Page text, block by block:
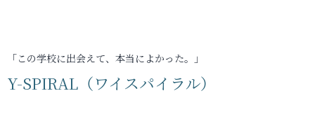
「この学校に出会えて、本当によかった。」
Y-SPIRAL（ワイスパイラル）